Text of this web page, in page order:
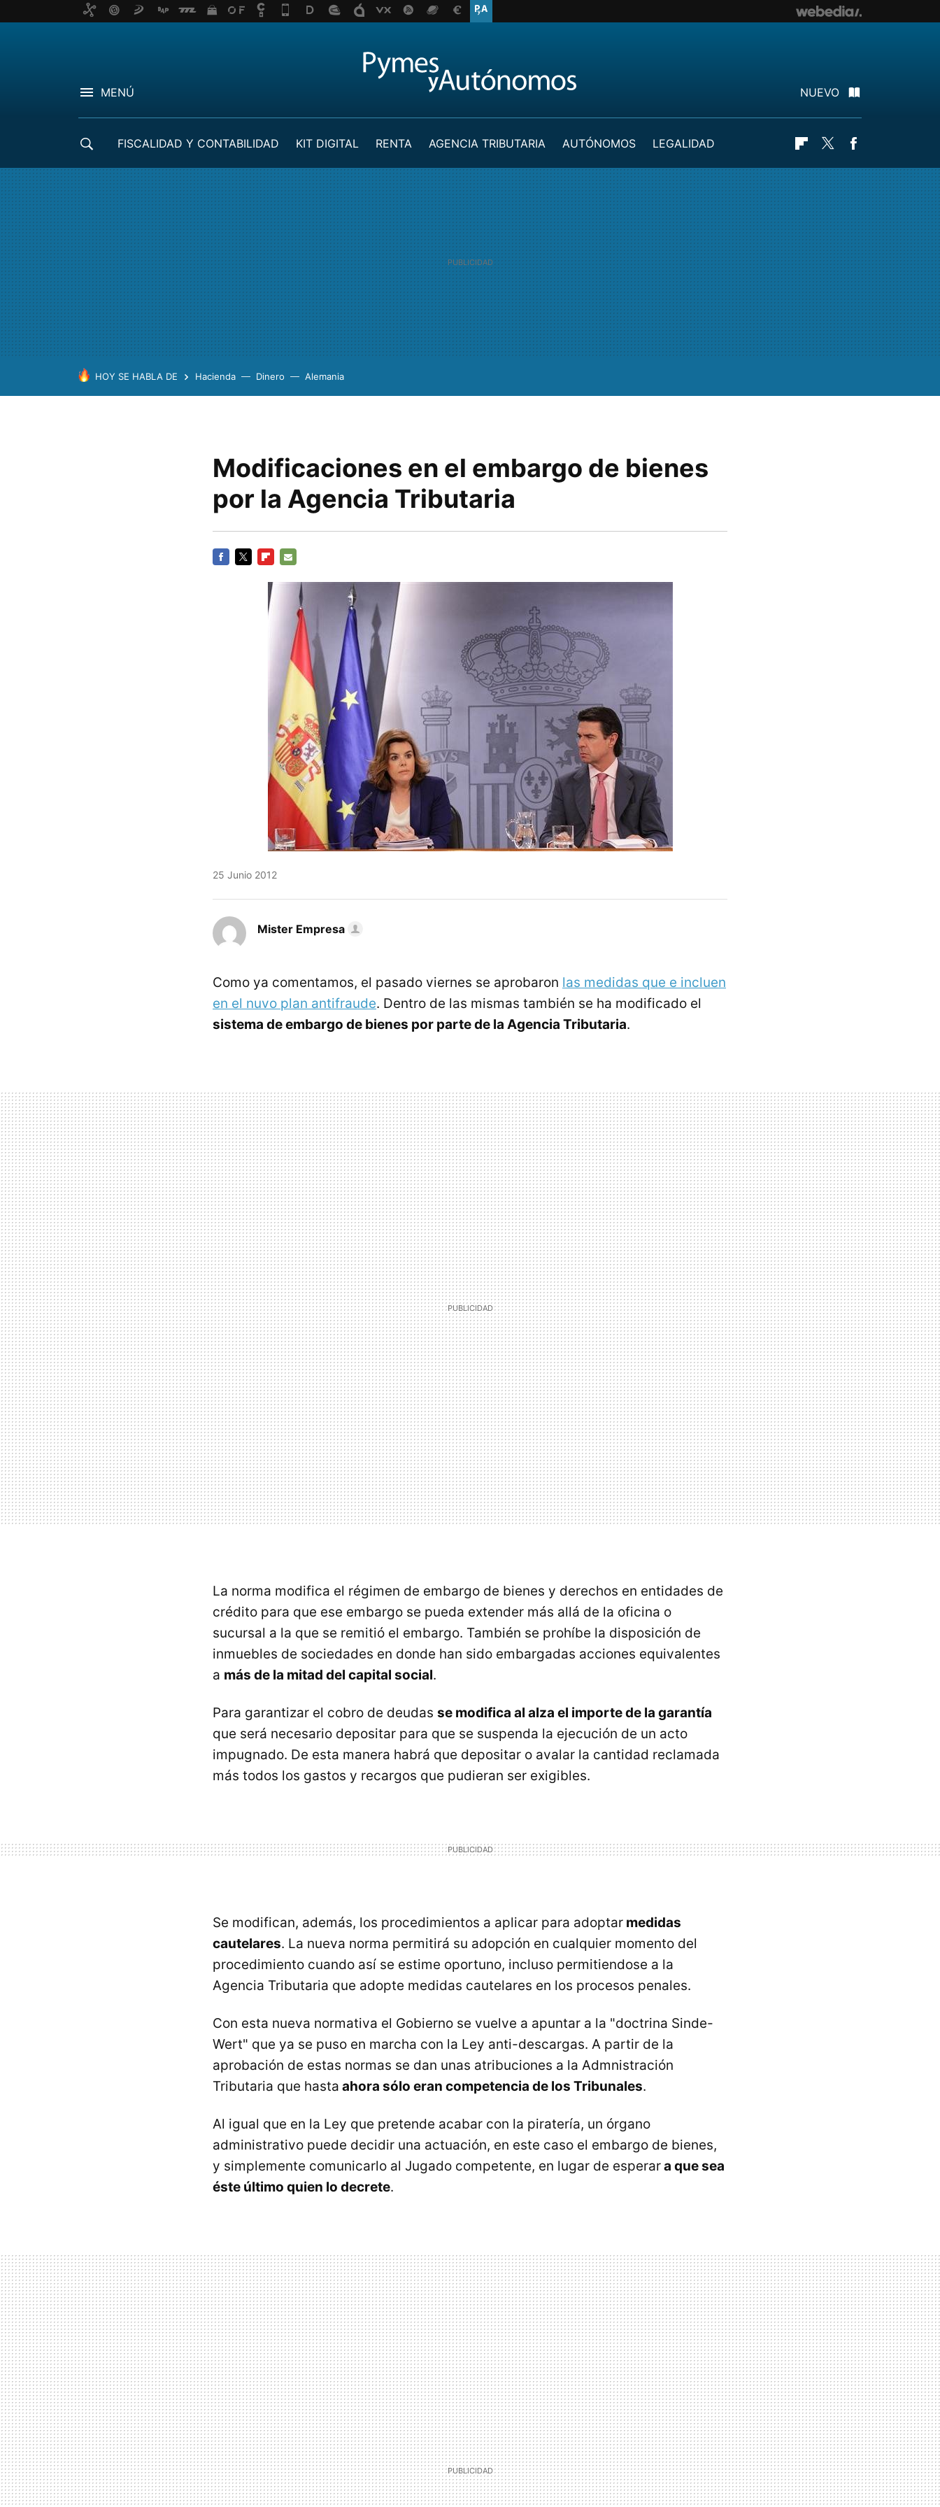
MENÚ NUEVO
FISCALIDAD Y CONTABILIDAD KIT DIGITAL RENTA AGENCIA TRIBUTARIA AUTÓNOMOS
LEGALIDAD
Flipboard
Twitter
HOY SE HABLA DE Hacienda Dinero Alemania
Modificaciones en el embargo de bienes
por la Agencia Tributaria
MAIL
25 Junio 2012
Mister Empresa
Como ya comentamos, el pasado viernes se aprobaron las medidas que e incluen
en el nuvo plan antifraude. Dentro de las mismas también se ha modificado el
sistema de embargo de bienes por parte de la Agencia Tributaria.
La norma modifica el régimen de embargo de bienes y derechos en entidades de
crédito para que ese embargo se pueda extender más allá de la oficina o
sucursal a la que se remitió el embargo. También se prohíbe la disposición de
inmuebles de sociedades en donde han sido embargadas acciones equivalentes
a más de la mitad del capital social.
Para garantizar el cobro de deudas se modifica al alza el importe de la garantía
que será necesario depositar para que se suspenda la ejecución de un acto
impugnado. De esta manera habrá que depositar o avalar la cantidad reclamada
más todos los gastos y recargos que pudieran ser exigibles.
Se modifican, además, los procedimientos a aplicar para adoptar medidas
cautelares. La nueva norma permitirá su adopción en cualquier momento del
procedimiento cuando así se estime oportuno, incluso permitiendose a la
Agencia Tributaria que adopte medidas cautelares en los procesos penales.
Con esta nueva normativa el Gobierno se vuelve a apuntar a la "doctrina Sinde-
Wert" que ya se puso en marcha con la Ley anti-descargas. A partir de la
aprobación de estas normas se dan unas atribuciones a la Admnistración
Tributaria que hasta ahora sólo eran competencia de los Tribunales.
Al igual que en la Ley que pretende acabar con la piratería, un órgano
administrativo puede decidir una actuación, en este caso el embargo de bienes,
y simplemente comunicarlo al Jugado competente, en lugar de esperara que sea
éste último quien lo decrete.